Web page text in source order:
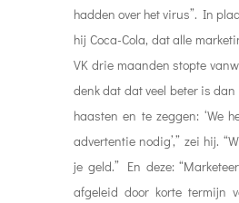
hadden over het virus”. In
hij Coca-Cola, dat alle
VK drie maanden stopte
denk dat dat veel beter is
haasten en te zeggen: ‘We
advertentie nodig’,” zei hij.
je geld.” En deze:
afgeleid door korte termijn